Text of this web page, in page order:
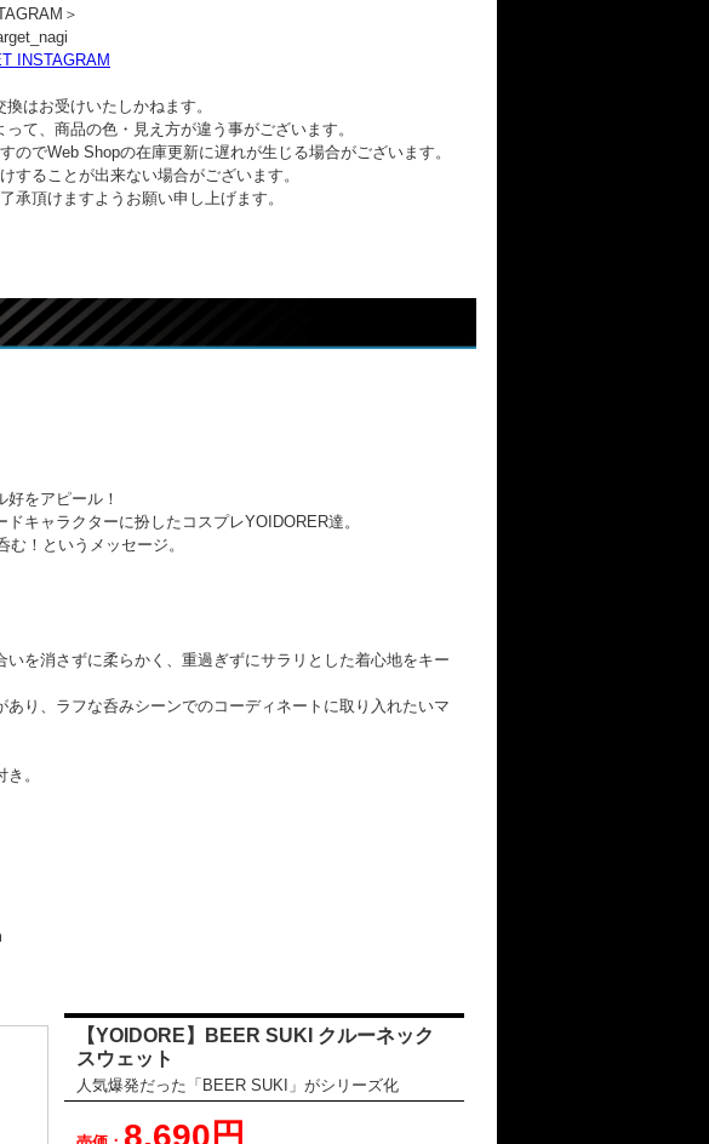
＞
INSTAGRAM
はお受けいたしかねます。
て、商品の色・見え方が違う事がございます。
でWeb Shopの在庫更新に遅れが生じる場合がございます。
することが出来ない場合がございます。
承頂けますようお願い申し上げます。
をアピール！
キャラクターに扮したコスプレYOIDORER達。
！というメッセージ。
を消さずに柔らかく、重過ぎずにサラリとした着心地をキー
り、ラフな呑みシーンでのコーディネートに取り入れたいマ
。
【YOIDORE】BEER SUKI クルーネック
スウェット
人気爆発だった「BEER SUKI」がシリーズ化
8,690円